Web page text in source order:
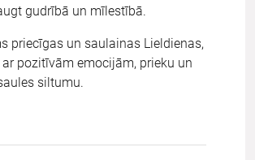
gudrībā un mīlestībā.
priecīgas un saulainas Lieldienas,
pozitīvām emocijām, prieku un
siltumu.